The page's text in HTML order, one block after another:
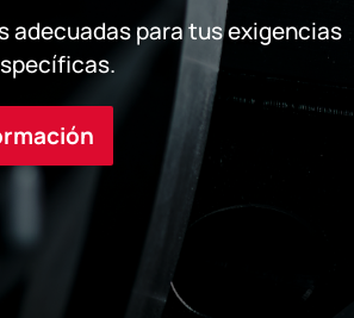
adecuadas para tus exigencias